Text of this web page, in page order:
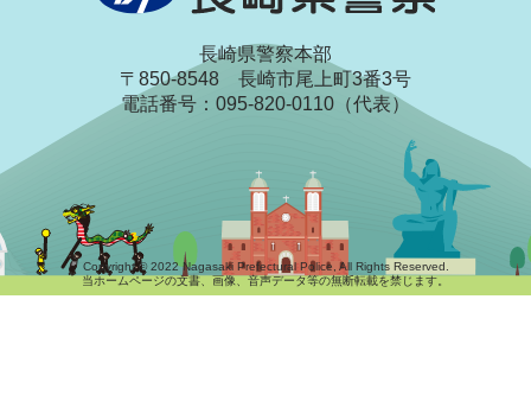
長崎県警察本部
〒850-8548 長崎市尾上町3番3号
電話番号：095-820-0110（代表）
Copyright © 2022 Nagasaki Prefectural Police, All Rights Reserved.
当ホームページの文書、画像、音声データ等の無断転載を禁じます。